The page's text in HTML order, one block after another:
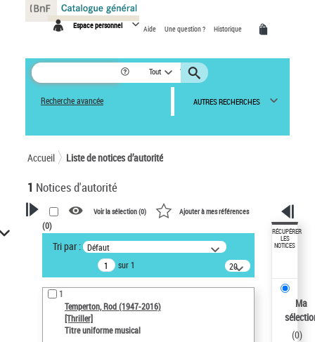
Espace personnel Aide Une question ? Historique
Tout
Recherche avancée AUTRES RECHERCHES
Accueil Liste de notices d’autorité
1 Notices d'autorité
VOTRE RECHERCHE
Recherche avancée dans les
notices d’autorité
Œuvres liées à l'auteur :
Temperton, Rod (1947-2016)
Auteur d’œuvre
Voir la sélection (0) Ajouter à mes références
(0)
Tri par : Défaut
sur 1
20
résultats/page
1
Temperton, Rod (1947-2016)
[Thriller]
Titre uniforme musical
RÉCUPÉRER
LES
NOTICES
Ma
(0)
Panneau de gestion des cookies